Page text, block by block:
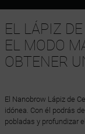
EL LÁPIZ
EL MODO
OBTENER
El Nanobrow Lápiz de
idónea. Con él podrás
pobladas y profundizar